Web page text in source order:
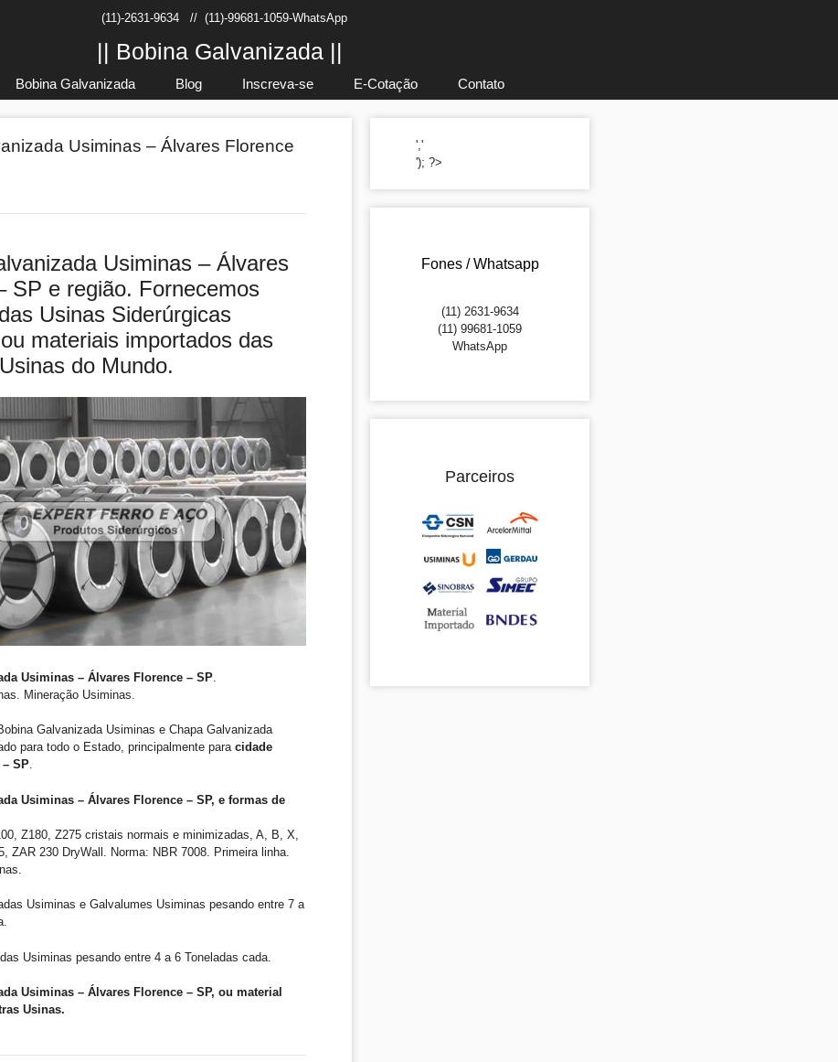
(11)-2631-9634// (11)-99681-1059-WhatsApp
|| Bobina Galvanizada ||
Bobina Galvanizada Blog Inscreva-se E-Cotação Contato
Usiminas – Álvares Florence
Usiminas – Álvares
SP e região. Fornecemos
Usinas Siderúrgicas
materiais importados das
do Mundo.
Usiminas – Álvares Florence – SP
Mineração Usiminas.
Galvanizada Usiminas e Chapa Galvanizada
para todo o Estado, principalmente para cidade
SP.
Usiminas – Álvares Florence – SP, e formas de
Z180, Z275 cristais normais e minimizadas, A, B, X,
ZAR 230 DryWall. Norma: NBR 7008. Primeira linha.
Usiminas e Galvalumes Usiminas pesando entre 7 a
Usiminas pesando entre 4 a 6 Toneladas cada.
Usiminas – Álvares Florence – SP, ou material
Usinas.
','
'); ?>
Fones / Whatsapp
(11) 2631-9634
(11) 99681-1059
WhatsApp
Parceiros